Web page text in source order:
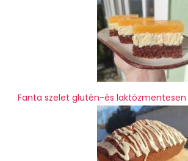
Fanta szelet glutén-és laktózmentesen